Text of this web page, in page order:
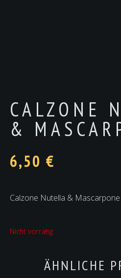
CALZONE
&
6,50 €
Calzone Nutella & Mascarpone
Nicht vorrätig
ÄHNLICHE